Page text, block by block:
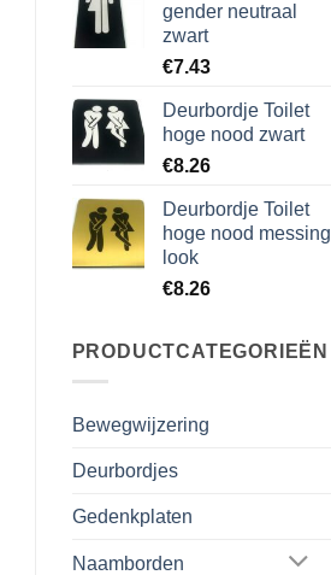
gender neutraal
zwart
€7.43
Deurbordje Toilet
hoge nood zwart
€8.26
Deurbordje Toilet
hoge nood messing
look
€8.26
PRODUCTCATEGORIEËN
Bewegwijzering
Deurbordjes
Gedenkplaten
Naamborden